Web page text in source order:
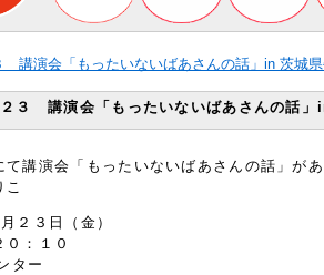
講演会「もったいないばあさんの話」in 茨城
２３ 講演会「もったいないばあさんの話
て講演会「もったいないばあさんの話」が
こ
２３日（金）
０：１０
ター